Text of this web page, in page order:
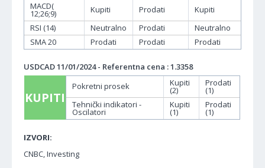
MACD(
12;26;9) Kupiti Prodati
Kupiti
RSI (14)
Neutralno Prodati
Neutralno
SMA 20
Prodati Prodati Prodati
USDCAD 11/01/2024 - Referentna cena : 1.3358
KUPITI
Pokretni prosek Kupiti
(2)
Prodati
(1)
Tehnički indikatori -
Oscilatori
Kupiti
(1)
Prodati
(1)
IZVORI:
CNBC, Investing